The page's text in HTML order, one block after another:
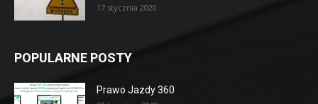
17 stycznia 2020
POPULARNE POSTY
Prawo Jazdy 360